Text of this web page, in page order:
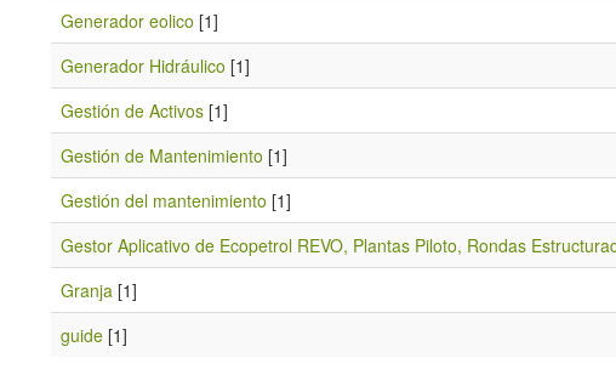
Generador eolico [1]
Generador Hidráulico [1]
Gestión de Activos [1]
Gestión de Mantenimiento [1]
Gestión del mantenimiento [1]
Gestor Aplicativo de Ecopetrol REVO, Plantas Piloto, Rondas
Granja [1]
guide [1]